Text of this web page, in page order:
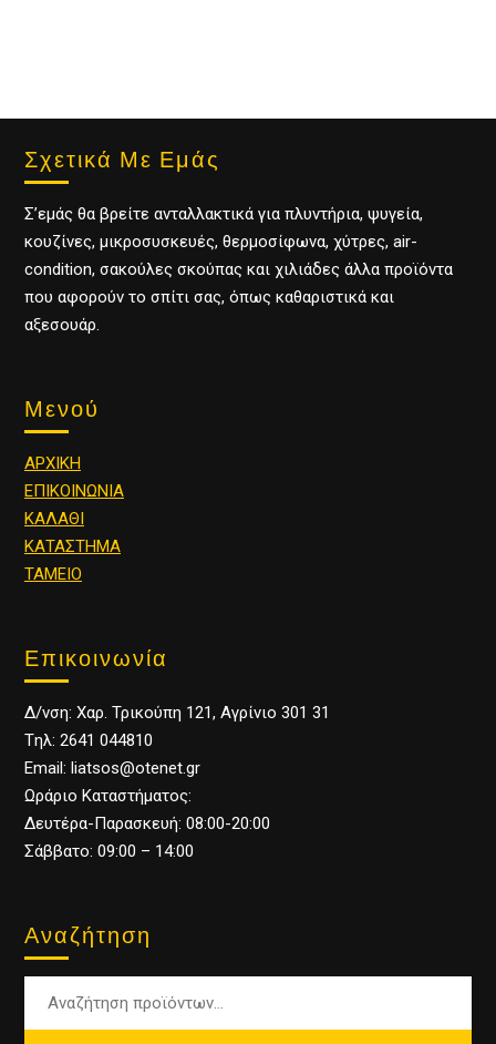
Σχετικά Με Εμάς
Σ’εμάς θα βρείτε ανταλλακτικά για πλυντήρια, ψυγεία,
κουζίνες, μικροσυσκευές, θερμοσίφωνα, χύτρες, air-
condition, σακούλες σκούπας και χιλιάδες άλλα προϊόντα
που αφορούν το σπίτι σας, όπως καθαριστικά και
αξεσουάρ.
Μενού
ΑΡΧΙΚΗ
ΕΠΙΚΟΙΝΩΝΙΑ
ΚΑΛΑΘΙ
ΚΑΤΑΣΤΗΜΑ
ΤΑΜΕΙΟ
Επικοινωνία
Δ/νση: Χαρ. Τρικούπη 121, Αγρίνιο 301 31
Tηλ: 2641 044810
Email: liatsos@otenet.gr
Ωράριο Καταστήματος:
Δευτέρα-Παρασκευή: 08:00-20:00
Σάββατο: 09:00 – 14:00
Αναζήτηση